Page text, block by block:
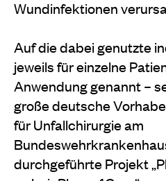
Wundinfektionen
Auf die dabei genutzte
jeweils für einzelne
Anwendung genannt –
große deutsche
für Unfallchirurgie am
durchgeführte Projekt